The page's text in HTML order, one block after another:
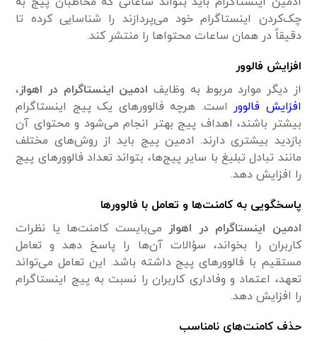
چک‌کردن اینستاگرام خود می‌پردازند را شناسایی کرده تا
دقیقاً در همان ساعات محتواها را منتشر کند.
افزایش فالوور
از دیگر موارد مربوط به وظایف ادمین اینستاگرام در اهواز،
افزایش فالوور است. هرچه فالوورهای یک پیج اینستاگرام
بیشتر باشند، اهداف پیج بهتر انجام می‌شود و محتوای آن
بازدید بیشتری دارند. ادمین پیج باید از روش‌های مختلف
مانند تبادل تبلیغ با سایر پیج‌ها، بتواند تعداد فالوورهای پیج
را افزایش دهد.
پاسخگویی به کامنتها و تعامل با فالوورها
ادمین اینستاگرام در اهواز می‌بایست کامنت‌ها یا نظرات
کاربران را بخواند، سؤالات آن‌ها را پاسخ دهد و تعامل
مستقیم با فالوورهای پیج داشته باشد. این تعامل می‌تواند
تعهد، اعتماد و وفاداری کاربران را نسبت به پیج اینستاگرام
را افزایش دهد.
حذف کامنت‌های نامناسب